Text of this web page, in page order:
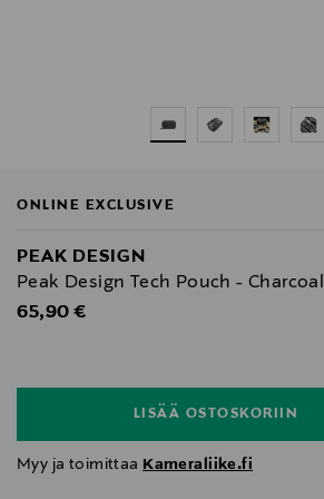
ONLINE EXCLUSIVE
PEAK DESIGN
Peak Design Tech Pouch - Charcoal
Original Price
65,90 €
LISÄÄ OSTOSKORIIN
Myy ja toimittaa Kameraliike.fi